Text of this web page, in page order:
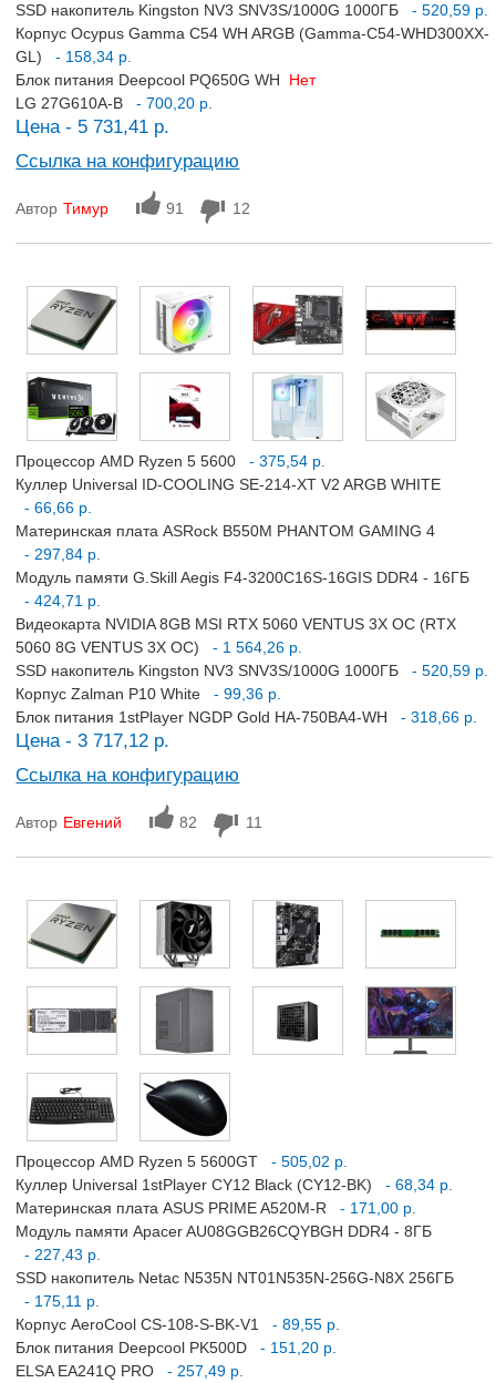
SSD накопитель Kingston NV3 SNV3S/1000G 1000ГБ
- 520,59 р.
Корпус Ocypus Gamma C54 WH ARGB (Gamma-C54-WHD300XX-
GL)
- 158,34 р.
Блок питания Deepcool PQ650G WH
Нет
LG 27G610A-B
- 700,20 р.
Цена - 5 731,41 р.
Ссылка на конфигурацию
Автор Тимур 91 12
Процессор AMD Ryzen 5 5600
- 375,54 р.
Куллер Universal ID-COOLING SE-214-XT V2 ARGB WHITE
- 66,66 р.
Материнская плата ASRock B550M PHANTOM GAMING 4
- 297,84 р.
Модуль памяти G.Skill Aegis F4-3200C16S-16GIS DDR4 - 16ГБ
- 424,71 р.
Видеокарта NVIDIA 8GB MSI RTX 5060 VENTUS 3X OC (RTX
5060 8G VENTUS 3X OC)
- 1 564,26 р.
SSD накопитель Kingston NV3 SNV3S/1000G 1000ГБ
- 520,59 р.
Корпус Zalman P10 White
- 99,36 р.
Блок питания 1stPlayer NGDP Gold HA-750BA4-WH
- 318,66 р.
Цена - 3 717,12 р.
Ссылка на конфигурацию
Автор Евгений 82 11
Процессор AMD Ryzen 5 5600GT
- 505,02 р.
Куллер Universal 1stPlayer CY12 Black (CY12-BK)
- 68,34 р.
Материнская плата ASUS PRIME A520M-R
- 171,00 р.
Модуль памяти Apacer AU08GGB26CQYBGH DDR4 - 8ГБ
- 227,43 р.
SSD накопитель Netac N535N NT01N535N-256G-N8X 256ГБ
- 175,11 р.
Корпус AeroCool CS-108-S-BK-V1
- 89,55 р.
Блок питания Deepcool PK500D
- 151,20 р.
ELSA EA241Q PRO
- 257,49 р.